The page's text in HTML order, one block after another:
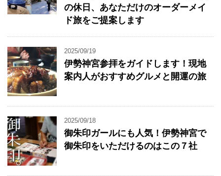
の休日、あなただけのオーダーメイ
ド旅をご提案します
2025/09/19
伊勢神宮参拝をガイドします！現地
案内人がおすすめグルメと開運の旅
2025/09/18
御朱印ガールにも人気！伊勢神宮で
御朱印をいただけるのはこの７社